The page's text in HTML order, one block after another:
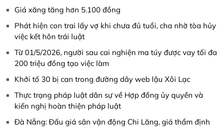
Giá xăng tăng hơn 5.100 đồng
Phát hiện con trai lấy vợ khi chưa đủ tuổi, cha nhờ tòa hủy
việc kết hôn trái luật
Từ 01/5/2026, người sau cai nghiện ma túy được vay tối đa
200 triệu đồng tạo việc làm
Khởi tố 30 bị can trong đường dây web lậu Xôi Lạc
Thực trạng pháp luật dân sự về Hợp đồng ủy quyền và
kiến nghị hoàn thiện pháp luật
Đà Nẵng: Đấu giá sân vận động Chi Lăng, giá thẩm định